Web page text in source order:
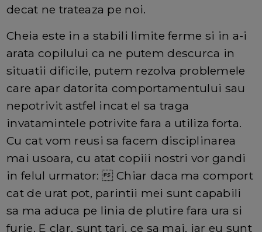
decat ne trateaza pe noi.
Cheia este in a stabili limite ferme si in a-i
arata copilului ca ne putem descurca in
situatii dificile, putem rezolva problemele
care apar datorita comportamentului sau
nepotrivit astfel incat el sa traga
invatamintele potrivite fara a utiliza forta.
Cu cat vom reusi sa facem disciplinarea
mai usoara, cu atat copiii nostri vor gandi
in felul urmator:  Chiar daca ma comport
cat de urat pot, parintii mei sunt capabili
sa ma aduca pe linia de plutire fara ura si
furie. E clar, sunt tari, ce sa mai, iar eu sunt